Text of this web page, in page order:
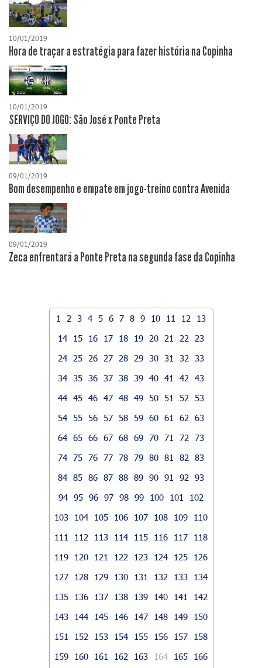
10/01/2019
Hora de traçar a estratégia para fazer história na Copinha
10/01/2019
SERVIÇO DO JOGO: São José x Ponte Preta
09/01/2019
Bom desempenho e empate em jogo-treino contra Avenida
09/01/2019
Zeca enfrentará a Ponte Preta na segunda fase da Copinha
1 2 3 4 5 6 7 8 9 10 11 12
13
14
15 16 17 18 19 20 21 22
23
24
25 26 27 28 29 30 31 32
33
34 35 36 37 38 39 40 41 42
43
44 45 46 47 48 49 50 51 52
53
54 55 56 57 58 59 60 61 62
63
64 65 66 67 68 69 70 71 72
73
74 75 76 77 78 79 80 81 82
83
84 85 86 87 88 89 90 91 92
93
94 95 96 97 98 99 100 101
102
103
104 105 106 107 108 109
110
111
112 113 114 115 116 117
118
119
120 121 122 123 124 125
126
127
128 129 130 131 132 133
134
135
136 137 138 139 140 141
142
143
144 145 146 147 148 149
150
151
152 153 154 155 156 157
158
159
160 161 162 163 164 165
166